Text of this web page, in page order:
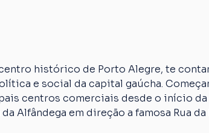
histórico de Porto Alegre, te
e social da capital gaúcha.
centros comerciais desde o início
Alfândega em direção a famosa Rua